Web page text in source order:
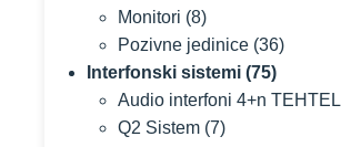
Monitori (8)
Pozivne jedinice (36)
Interfonski sistemi (75)
Audio interfoni 4+n TEHTEL
Q2 Sistem (7)